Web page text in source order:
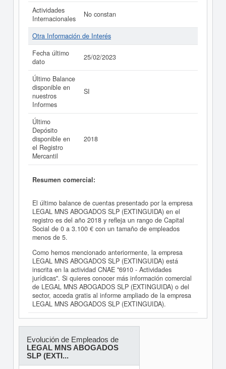
Actividades
Internacionales
No constan
Otra Información de Interés
Fecha último
dato
25/02/2023
Último Balance
disponible en
nuestros
Informes
SI
Último
Depósito
disponible en
el Registro
Mercantil
2018
Resumen comercial:
El último balance de cuentas presentado por la empresa
LEGAL MNS ABOGADOS SLP (EXTINGUIDA) en el
registro es del año 2018 y refleja un rango de Capital
Social de 0 a 3.100 € con un tamaño de empleados
menos de 5.
Como hemos mencionado anteriormente, la empresa
LEGAL MNS ABOGADOS SLP (EXTINGUIDA) está
inscrita en la actividad CNAE "6910 - Actividades
jurídicas". Si quieres conocer más información comercial
de LEGAL MNS ABOGADOS SLP (EXTINGUIDA) o del
sector, acceda gratis al informe ampliado de la empresa
LEGAL MNS ABOGADOS SLP (EXTINGUIDA).
Evolución de Empleados de
LEGAL MNS ABOGADOS
SLP (EXTI...